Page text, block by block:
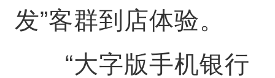
发”客群到店体验。
“大字版手机银行